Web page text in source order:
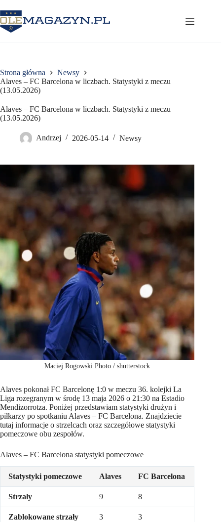
do
treści
Strona główna
Newsy
Alaves – FC Barcelona w liczbach. Statystyki z meczu
(13.05.2026)
Alaves – FC Barcelona w liczbach. Statystyki z meczu
(13.05.2026)
Andrzej 2026-05-14 Newsy
Maciej Rogowski Photo / shutterstock
Alaves pokonał FC Barcelonę 1:0 w meczu 36. kolejki La
Liga rozegranym w środę 13 maja 2026 o 21:30 na Estadio
Mendizorrotza. Poniżej przedstawiam statystyki drużyn i
piłkarzy po spotkaniu Alaves – FC Barcelona. Znajdziecie
tutaj informacje o strzelcach oraz szczegółowe statystyki
pomeczowe obu zespołów.
Alaves – FC Barcelona statystyki pomeczowe
Statystyki pomeczowe Alaves FC Barcelona
Strzały 9 8
Zablokowane strzały 3 3